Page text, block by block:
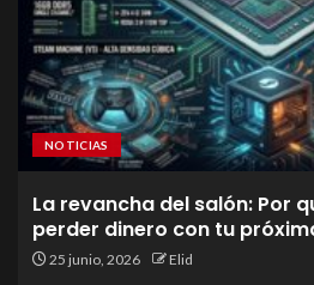
NOTICIAS
La revancha del salón: Por
perder dinero con tu
25 junio, 2026 Elid